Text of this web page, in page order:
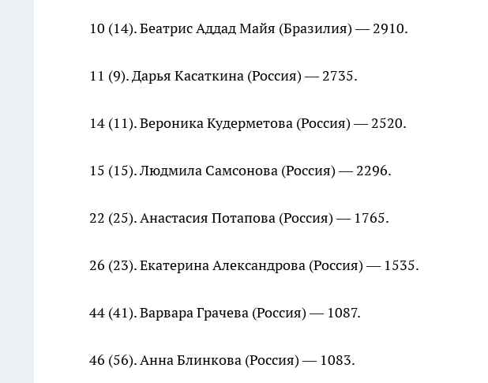
10 (14). Беатрис Аддад Майя (Бразилия) — 2910.
11 (9). Дарья Касаткина (Россия) — 2735.
14 (11). Вероника Кудерметова (Россия) — 2520.
15 (15). Людмила Самсонова (Россия) — 2296.
22 (25). Анастасия Потапова (Россия) — 1765.
26 (23). Екатерина Александрова (Россия) — 1535.
44 (41). Варвара Грачева (Россия) — 1087.
46 (56). Анна Блинкова (Россия) — 1083.